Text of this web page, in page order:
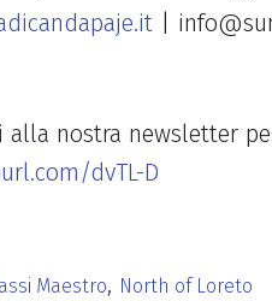
|
alla nostra newsletter
dvTL-D
Maestro, North of Loreto